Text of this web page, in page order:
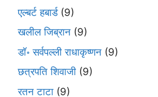
एल्बर्ट हबार्ड(9)
खलील जिब्रान (9)
डॉ॰ सर्वपल्ली राधाकृष्णन (9)
छत्रपति शिवाजी (9)
रतन टाटा (9)